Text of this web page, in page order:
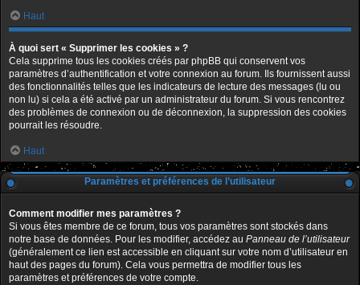
Haut
À quoi sert « Supprimer les cookies » ?
Cela supprime tous les cookies créés par phpBB qui conservent vos
paramètres d’authentification et votre connexion au forum. Ils fournissent aussi
des fonctionnalités telles que les indicateurs de lecture des messages (lu ou
non lu) si cela a été activé par un administrateur du forum. Si vous rencontrez
des problèmes de connexion ou de déconnexion, la suppression des cookies
pourrait les résoudre.
Haut
Paramètres et préférences de l’utilisateur
Comment modifier mes paramètres ?
Si vous êtes membre de ce forum, tous vos paramètres sont stockés dans
notre base de données. Pour les modifier, accédez au Panneau de l’utilisateur
(généralement ce lien est accessible en cliquant sur votre nom d’utilisateur en
haut des pages du forum). Cela vous permettra de modifier tous les
paramètres et préférences de votre compte.